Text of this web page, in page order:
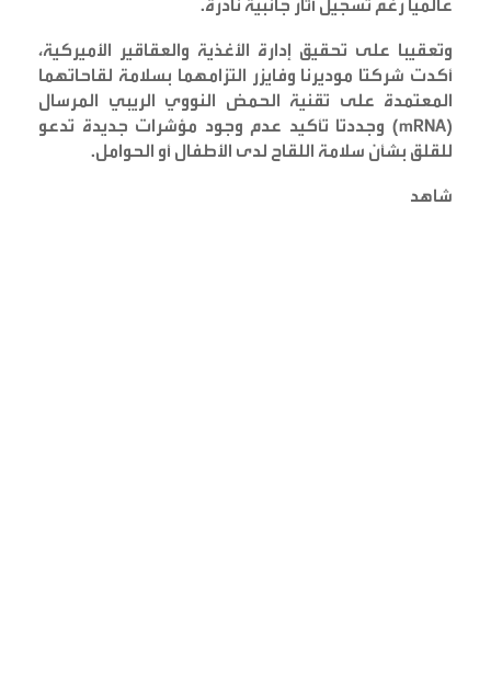
عالميا رغم تسجيل آثار جانبية نادرة.
وتعقيبا على تحقيق إدارة الأغذية والعقاقير الأميركية،
أكدت شركتا موديرنا وفايزر التزامهما بسلامة لقاحاتهما
المعتمدة على تقنية الحمض النووي الريبي المرسال
(mRNA)
وجددتا تأكيد عدم وجود مؤشرات جديدة تدعو
للقلق بشأن سلامة اللقاح لدى الأطفال أو الحوامل.
شاهد